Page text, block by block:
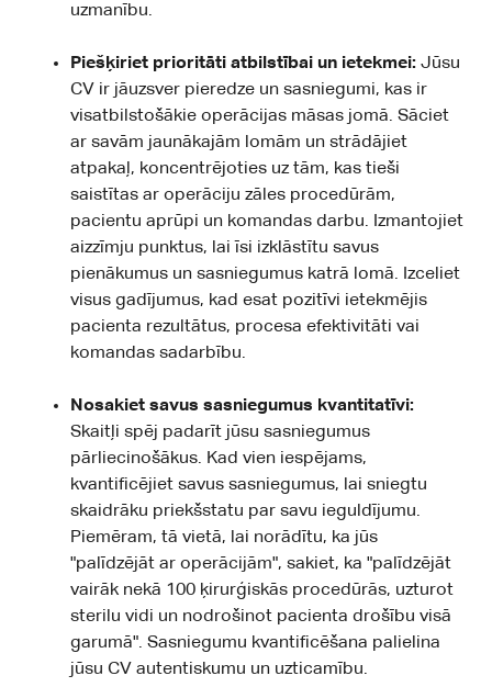
uzmanību.
Piešķiriet prioritāti atbilstībai un ietekmei: Jūsu
CV ir jāuzsver pieredze un sasniegumi, kas ir
visatbilstošākie operācijas māsas jomā. Sāciet
ar savām jaunākajām lomām un strādājiet
atpakaļ, koncentrējoties uz tām, kas tieši
saistītas ar operāciju zāles procedūrām,
pacientu aprūpi un komandas darbu. Izmantojiet
aizzīmju punktus, lai īsi izklāstītu savus
pienākumus un sasniegumus katrā lomā. Izceliet
visus gadījumus, kad esat pozitīvi ietekmējis
pacienta rezultātus, procesa efektivitāti vai
komandas sadarbību.
Nosakiet savus sasniegumus kvantitatīvi:
Skaitļi spēj padarīt jūsu sasniegumus
pārliecinošākus. Kad vien iespējams,
kvantificējiet savus sasniegumus, lai sniegtu
skaidrāku priekšstatu par savu ieguldījumu.
Piemēram, tā vietā, lai norādītu, ka jūs
"palīdzējāt ar operācijām", sakiet, ka "palīdzējāt
vairāk nekā 100 ķirurģiskās procedūrās, uzturot
sterilu vidi un nodrošinot pacienta drošību visā
garumā". Sasniegumu kvantificēšana palielina
jūsu CV autentiskumu un uzticamību.